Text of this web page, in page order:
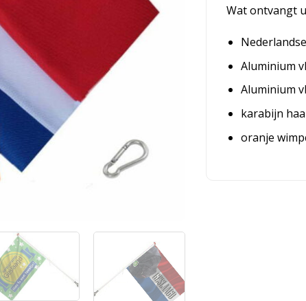
Wat ontvangt
Aluminium
Aluminium
karabijn
oranje